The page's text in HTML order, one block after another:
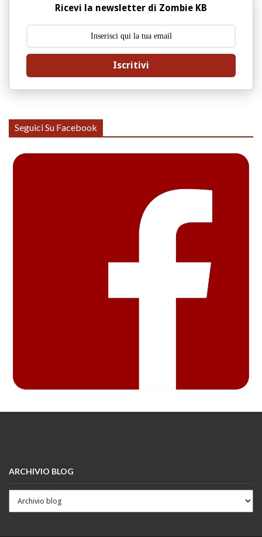
Ricevi la newsletter di Zombie KB
Iscritivi
Seguici Su Facebook
ARCHIVIO BLOG